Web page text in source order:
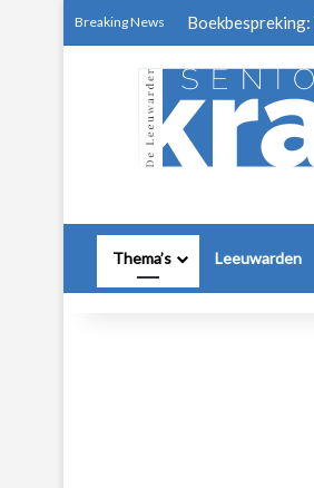
Breaking News
Thema’s Leeuwarden